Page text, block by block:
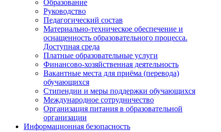
Образование
Руководство
Педагогический состав
Материально-техническое обеспечение и
оснащенность образовательного процесса.
Доступная среда
Платные образовательные услуги
Финансово-хозяйственная деятельность
Вакантные места для приёма (перевода)
обучающихся
Стипендии и меры поддержки обучающихся
Международное сотрудничество
Организация питания в образовательной
организации
Информационная безопасность